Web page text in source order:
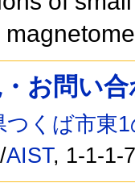
お問い
つくば市東
/AIST, 1-1-1-